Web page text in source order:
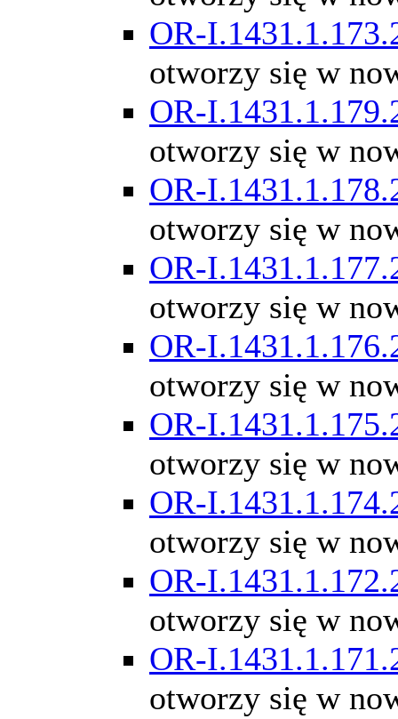
OR-
otworzy się w
OR-
otworzy się w
OR-
otworzy się w
OR-
otworzy się w
OR-
otworzy się w
OR-
otworzy się w
OR-
otworzy się w
OR-
otworzy się w
OR-
otworzy się w